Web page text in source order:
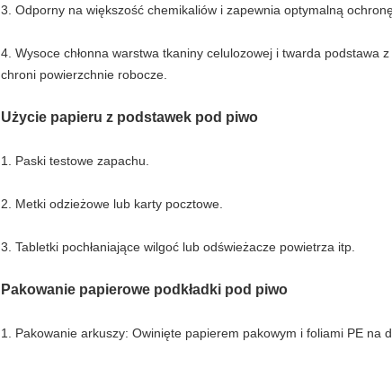
3. Odporny na większość chemikaliów i zapewnia optymalną
4. Wysoce chłonna warstwa tkaniny celulozowej i twarda podstawa
chroni powierzchnie robocze.
Użycie papieru z podstawek pod piwo
1. Paski testowe zapachu.
2. Metki odzieżowe lub karty pocztowe.
3. Tabletki pochłaniające wilgoć lub odświeżacze powietrza itp.
Pakowanie papierowe podkładki pod piwo
1. Pakowanie arkuszy: Owinięte papierem pakowym i foliami PE na